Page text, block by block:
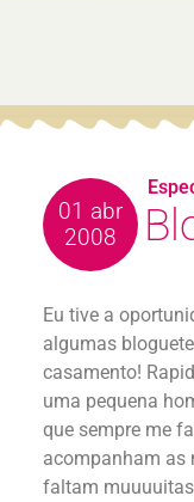
01 abr
2008
Eu tive a
algumas
casamento!
uma pequena
que sempre me
acompanham as
faltam